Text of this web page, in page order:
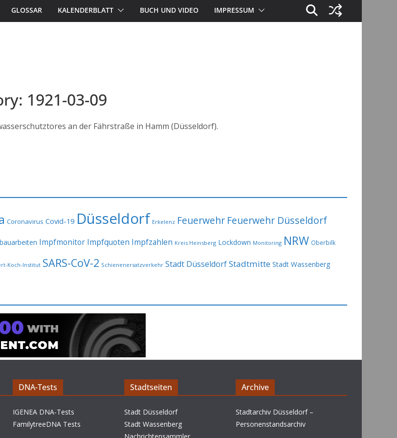
GLOSSAR KALENDERBLATT BUCH UND VIDEO IMPRESSUM
1921-03-09
an der Fährstraße in Hamm (Düsseldorf).
Coronavirus Covid-19 Düsseldorf Erkelenz Feuerwehr Feuerwehr Düsseldorf
Impfmonitor Impfquoten Impfzahlen Kreis Heinsberg Lockdown Monitoring NRW Oberbilk
Koch-Institut SARS-CoV-2 Schienenersatzverkehr Stadt DüsseldorfStadtmitte Stadt Wassenberg
DNA-Tests
IGENEA DNA-Tests
FamilytreeDNA Tests
Stadtseiten
Stadt Düsseldorf
Stadt Wassenberg
Archive
Stadtarchiv Düsseldorf –
Personenstandsarchiv